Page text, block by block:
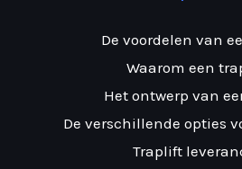
De voordelen van
Waarom een
Het ontwerp van
De verschillende opties
Traplift